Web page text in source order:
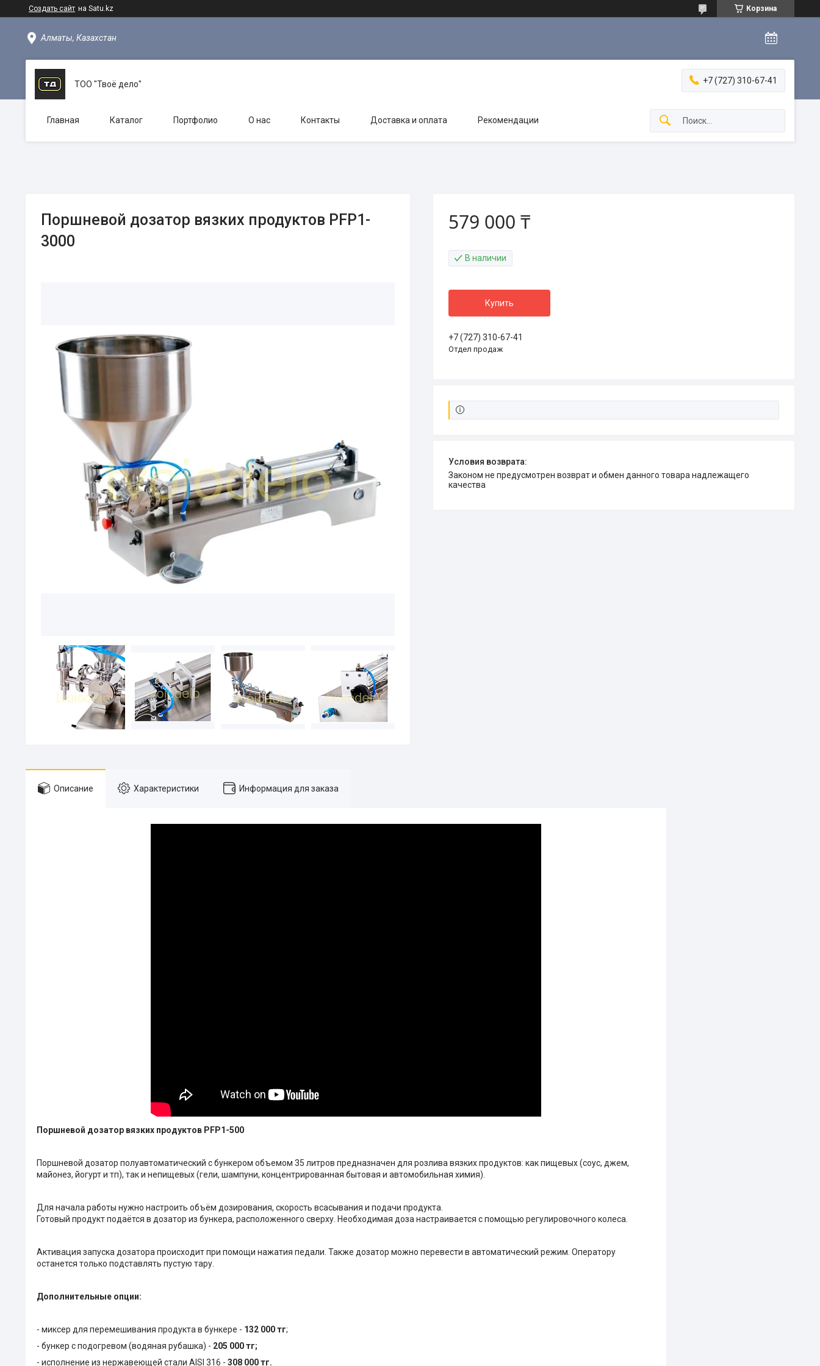
Создать сайт на Satu.kz Корзина
Алматы, Казахстан
ТОО "Твоё дело" +7 (727) 310-67-41
Главная Каталог Портфолио О нас Контакты Доставка и оплата Рекомендации
Поршневой дозатор вязких продуктов PFP1-
3000
579 000 ₸
В наличии
Купить
+7 (727) 310-67-41
Отдел продаж
Законом не предусмотрен возврат и обмен данного товара надлежащего
качества
Описание Характеристики Информация для заказа
Поршневой дозатор вязких продуктов PFP1-500
Поршневой дозатор полуавтоматический с бункером объемом 35 литров предназначен для розлива вязких продуктов: как пищевых (соус, джем,
майонез, йогурт и тп), так и непищевых (гели, шампуни, концентрированная бытовая и автомобильная химия).
Для начала работы нужно настроить объём дозирования, скорость всасывания и подачи продукта.
Готовый продукт подаётся в дозатор из бункера, расположенного сверху. Необходимая доза настраивается с помощью регулировочного колеса.
Активация запуска дозатора происходит при помощи нажатия педали. Также дозатор можно перевести в автоматический режим. Оператору
останется только подставлять пустую тару.
Дополнительные опции:
- миксер для перемешивания продукта в бункере - 132 000 тг;
- бункер с подогревом (водяная рубашка) - 205 000 тг;
- исполнение из нержавеющей стали AISI 316 - 308 000 тг.